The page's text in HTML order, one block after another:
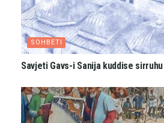
SOHBETI
Savjeti Gavs-i Sanija kuddise sirruhu